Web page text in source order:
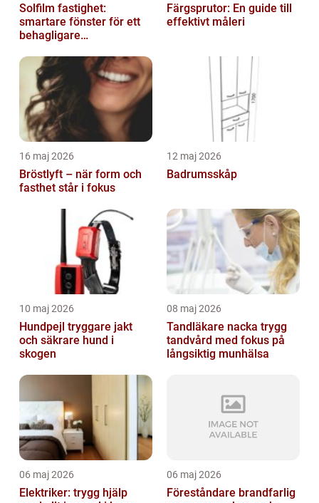
Solfilm fastighet:
smartare fönster för ett
behagligare
Färgsprutor: En guide till
effektivt måleri
16 maj 2026
Bröstlyft – när form och
fasthet står i fokus
12 maj 2026
Badrumsskåp
10 maj 2026
Hundpejl tryggare jakt
och säkrare hund i
skogen
08 maj 2026
Tandläkare nacka trygg
tandvård med fokus på
långsiktig munhälsa
06 maj 2026
Elektriker: trygg hjälp
06 maj 2026
Föreståndare brandfarlig